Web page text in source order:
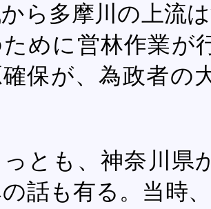
ら多摩川の上流
めに営林作業が
保が、為政者の
とも、神奈川県
話も有る。当時